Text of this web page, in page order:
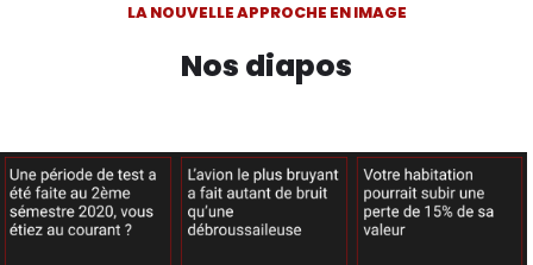
LA NOUVELLE APPROCHE EN IMAGE
Nos diapos